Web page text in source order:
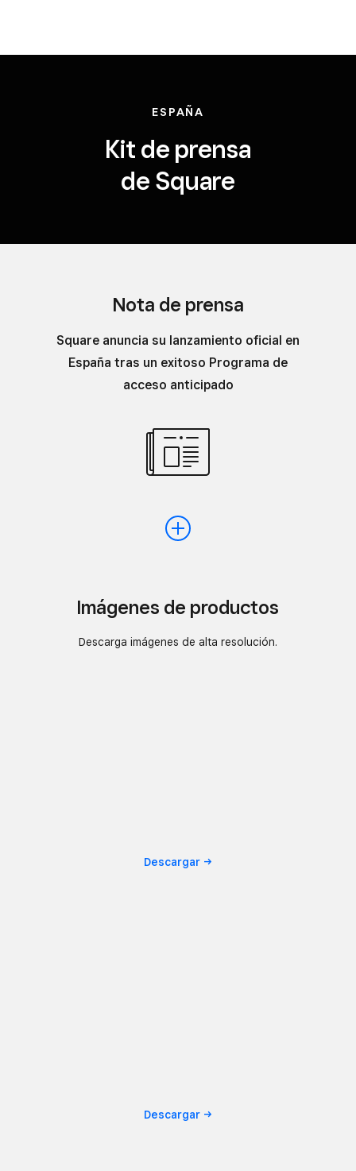
ESPAÑA
Kit de prensa
de Square
Nota de prensa
Square anuncia su lanzamiento oficial en
España tras un exitoso Programa de
acceso anticipado
Imágenes de productos
Descarga imágenes de alta resolución.
Descargar
Descargar